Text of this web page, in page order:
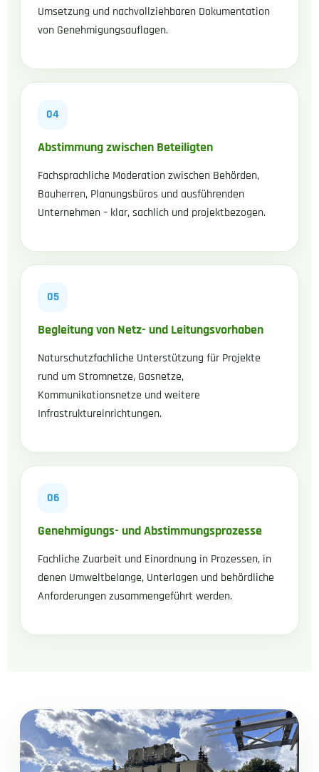
Umsetzung und nachvollziehbaren Dokumentation
von Genehmigungsauflagen.
04
Abstimmung zwischen Beteiligten
Fachsprachliche Moderation zwischen Behörden,
Bauherren, Planungsbüros und ausführenden
Unternehmen – klar, sachlich und projektbezogen.
05
Begleitung von Netz- und Leitungsvorhaben
Naturschutzfachliche Unterstützung für Projekte
rund um Stromnetze, Gasnetze,
Kommunikationsnetze und weitere
Infrastruktureinrichtungen.
06
Genehmigungs- und Abstimmungsprozesse
Fachliche Zuarbeit und Einordnung in Prozessen, in
denen Umweltbelange, Unterlagen und behördliche
Anforderungen zusammengeführt werden.